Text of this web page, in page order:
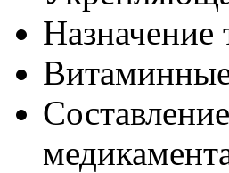
Назначение